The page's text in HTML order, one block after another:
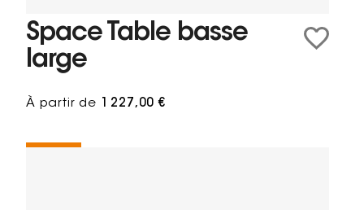
Space Table basse
large
À partir de 1 227,00 €